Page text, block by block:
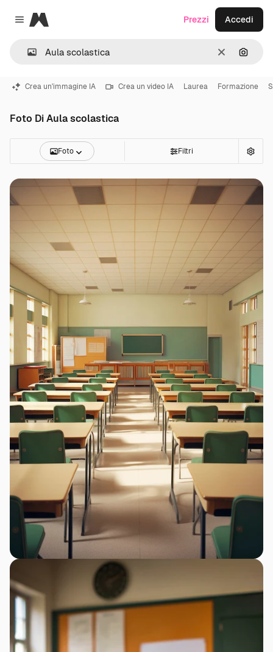
Close menu
Magnific
CancellaCerca
Prezzi Accedi
Crea un'immagine IA Crea un video IA Laurea Formazione
Foto Di Aula scolastica
Foto Filtri